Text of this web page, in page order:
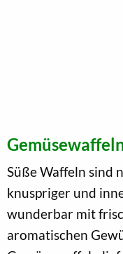
Süße Waffeln sind
knuspriger und
wunderbar mit
aromatischen